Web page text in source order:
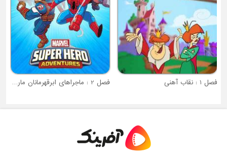
فصل 1 : نقاب آهنی فصل 2 : ماجراهای ابرقهرمانان مارول